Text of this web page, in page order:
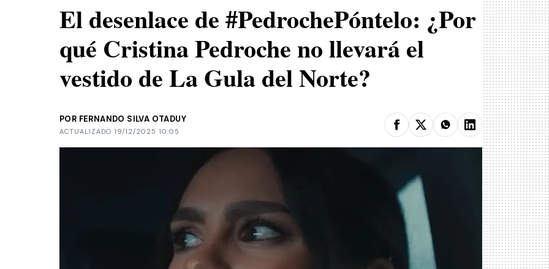
El desenlace de #PedrochePóntelo: ¿Por
qué Cristina Pedroche no llevará el
vestido de La Gula del Norte?
POR FERNANDO SILVA OTADUY
ACTUALIZADO 19/12/2025 10:05